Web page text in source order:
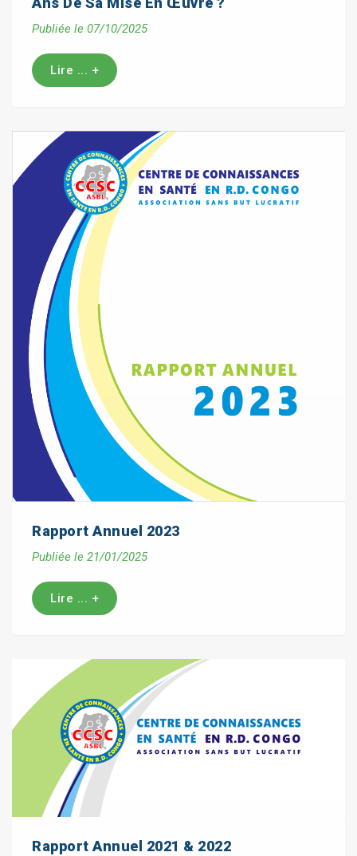
Publiée le 07/10/2025
Lire ... +
Rapport Annuel 2023
Publiée le 21/01/2025
Lire ... +
Rapport Annuel 2021 & 2022